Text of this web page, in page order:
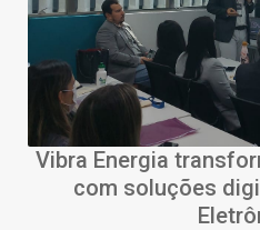
Vibra Energia
com soluções